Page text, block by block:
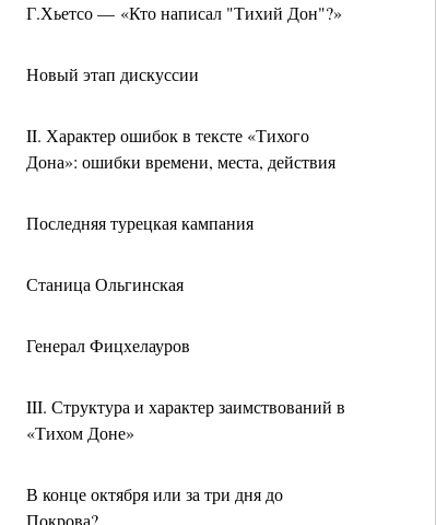
Г.Хьетсо — «Кто написал "Тихий Дон"?»
Новый этап дискуссии
II. Характер ошибок в тексте «Тихого
Дона»: ошибки времени, места, действия
Последняя турецкая кампания
Станица Ольгинская
Генерал Фицхелауров
III. Структура и характер заимствований в
«Тихом Доне»
В конце октября или за три дня до
Покрова?